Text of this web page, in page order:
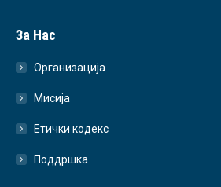
За Нас
Организација
Мисија
Етички кодекс
Поддршка